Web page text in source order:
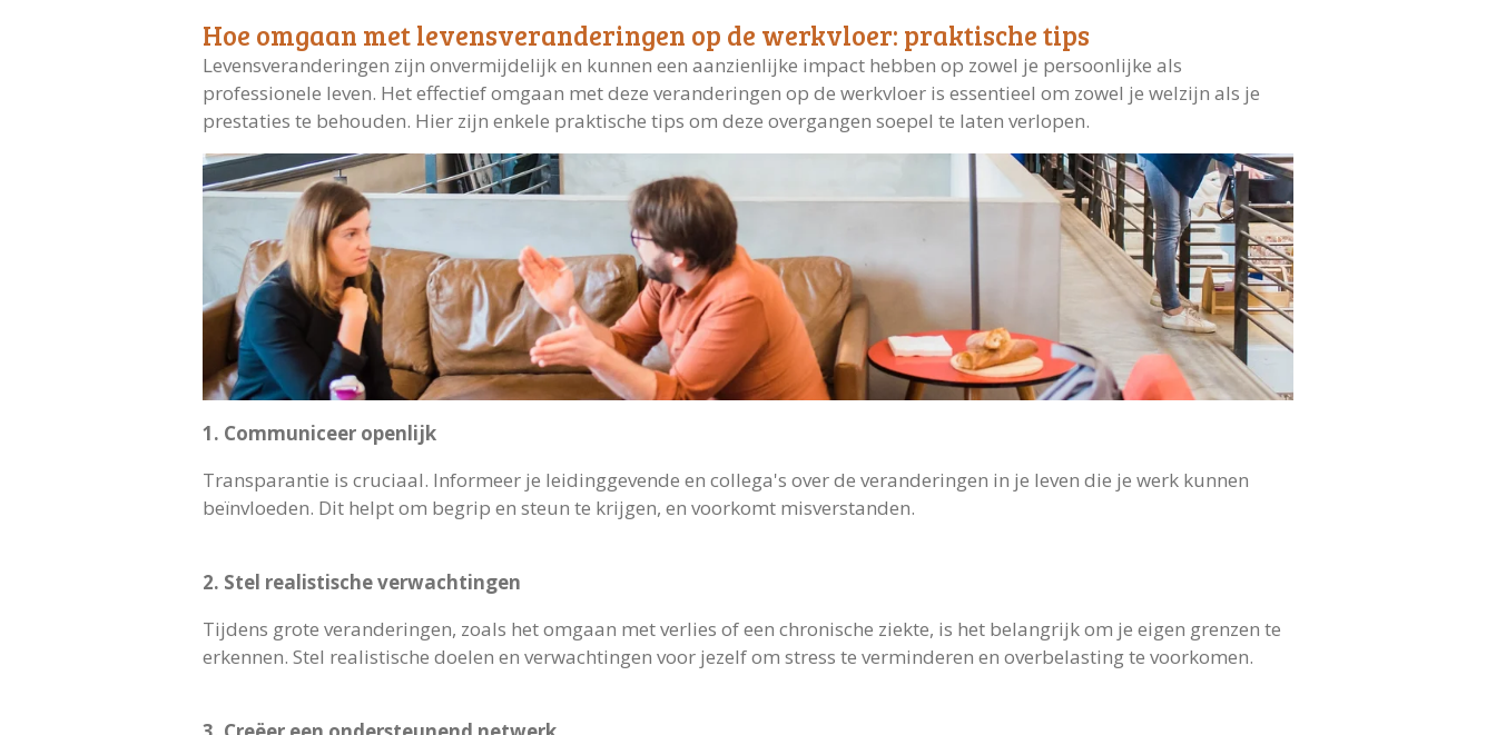
Hoe omgaan met levensveranderingen op de werkvloer: praktische tips
Levensveranderingen zijn onvermijdelijk en kunnen een aanzienlijke impact hebben op zowel je persoonlijke als
professionele leven. Het effectief omgaan met deze veranderingen op de werkvloer is essentieel om zowel je welzijn als je
prestaties te behouden. Hier zijn enkele praktische tips om deze overgangen soepel te laten verlopen.
1. Communiceer openlijk
Transparantie is cruciaal. Informeer je leidinggevende en collega's over de veranderingen in je leven die je werk kunnen
beïnvloeden. Dit helpt om begrip en steun te krijgen, en voorkomt misverstanden.
2. Stel realistische verwachtingen
Tijdens grote veranderingen, zoals het omgaan met verlies of een chronische ziekte, is het belangrijk om je eigen grenzen te
erkennen. Stel realistische doelen en verwachtingen voor jezelf om stress te verminderen en overbelasting te voorkomen.